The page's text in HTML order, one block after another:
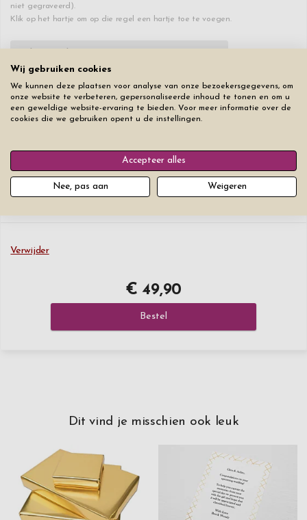
niet gegraveerd).
Klik op het hartje om op die regel een hartje toe te voegen.
0/15 ♥ +€ 2,50
Lettergrootte
Verwijder
€ 49,90
Bestel
Dit vind je misschien ook leuk
Wij gebruiken cookies
We kunnen deze plaatsen voor analyse van onze bezoekersgegevens, om
onze website te verbeteren, gepersonaliseerde inhoud te tonen en om u
een geweldige website-ervaring te bieden. Voor meer informatie over de
cookies die we gebruiken opent u de instellingen.
Accepteer alles
Nee, pas aan Weigeren